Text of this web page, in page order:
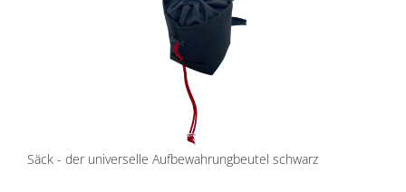
Säck - der universelle Aufbewahrungbeutel schwarz